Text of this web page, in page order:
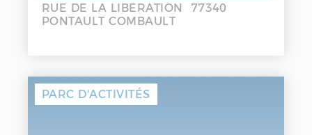
RUE DE LA LIBERATION 77340
PONTAULT COMBAULT
PARC D'ACTIVITÉS